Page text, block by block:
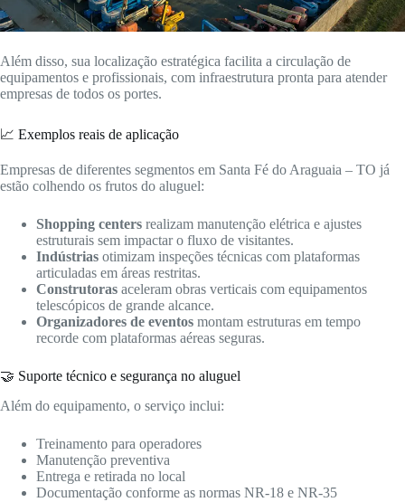
Além disso, sua localização estratégica facilita a circulação de
equipamentos e profissionais, com infraestrutura pronta para atender
empresas de todos os portes.
📈 Exemplos reais de aplicação
Empresas de diferentes segmentos em Santa Fé do Araguaia – TO já
estão colhendo os frutos do aluguel:
Shopping centers realizam manutenção elétrica e ajustes
estruturais sem impactar o fluxo de visitantes.
Indústrias otimizam inspeções técnicas com plataformas
articuladas em áreas restritas.
Construtoras aceleram obras verticais com equipamentos
telescópicos de grande alcance.
Organizadores de eventos montam estruturas em tempo
recorde com plataformas aéreas seguras.
🤝 Suporte técnico e segurança no aluguel
Além do equipamento, o serviço inclui:
Treinamento para operadores
Manutenção preventiva
Entrega e retirada no local
Documentação conforme as normas NR-18 e NR-35